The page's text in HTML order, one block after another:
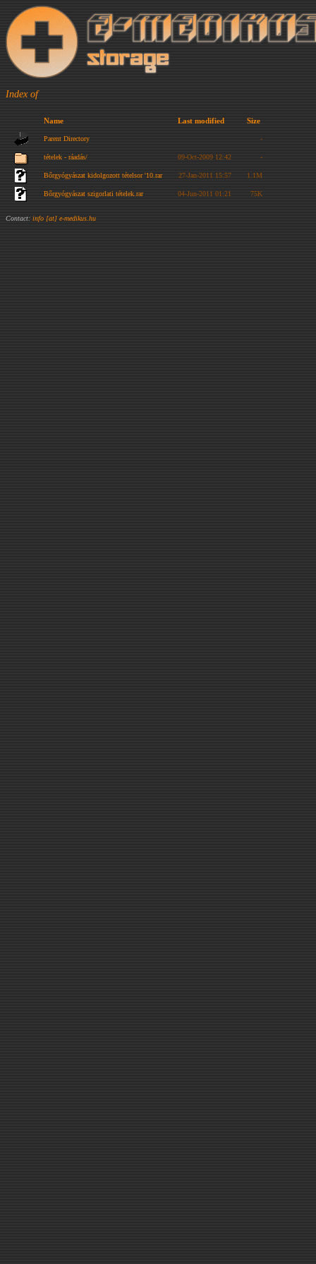
Index of
Name Last modified Size
Parent Directory -
tételek - ráadás/ 09-Oct-2009 12:42 -
Bőrgyógyászat kidolgozott tételsor '10.rar 27-Jan-2011 15:57 1.1M
Bőrgyógyászat szigorlati tételek.rar 04-Jun-2011 01:21 75K
Contact: info [at] e-medikus.hu